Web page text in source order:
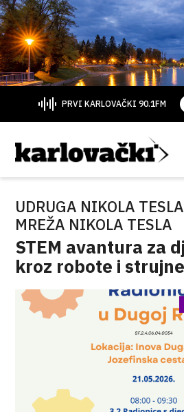
PRVI KARLOVAČKI 90.1FM
UDRUGA NIKOLA
MREŽA NIKOLA TESLA
STEM avantura za
kroz robote i